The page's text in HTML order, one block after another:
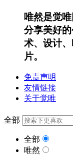
唯然是觉
分享美好
术、设计
片。
免责声明
友情链接
关于觉唯
全部
全部
唯然